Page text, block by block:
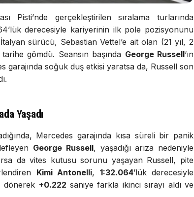
Pisti’nde gerçekleştirilen sıralama turlarında
derecesiyle kariyerinin ilk pole pozisyonunu
sürücü, Sebastian Vettel’e ait olan (21 yıl, 2
gömdü. Seansın başında George Russell‘ın
garajında soğuk duş etkisi yaratsa da, Russell son
Yaşadı
Mercedes garajında kısa süreli bir panik
George Russell, yaşadığı arıza nedeniyle
da vites kutusu sorunu yaşayan Russell, pite
Kimi Antonelli, 1:32.064’lük derecesiyle
dönerek +0.222 saniye farkla ikinci sırayı aldı ve